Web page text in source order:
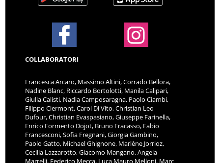
COLLABORATORI
Francesca Arcaro, Massimo Altini, Corrado Bellora,
Nadine Blanc, Riccardo Bortolotti, Manila Calipari,
Giulia Calisti, Nadia Camposaragna, Paolo Ciambi,
Filippo Clermont, Carol Di Vito, Christian Leo
Dufour, Christian Evaspasiano, Giuseppe Farinella,
Enrico Formento Dojot, Bruno Fracasso, Fabio
Francesconi, Sofia Fregnani, Giorgia Gambino,
Paolo Gatto, Michael Ghignone, Marlène Jorrioz,
Cecilia Lazzarotto, Giacomo Mangano, Angela
Marrelli, Federico Mecca, Luca Mauro Melloni, Marc